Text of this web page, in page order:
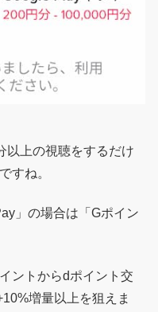
以上の視聴をするだけ
すね。
」の場合は「Gポイン
ントからdポイント交
増量以上を狙えま